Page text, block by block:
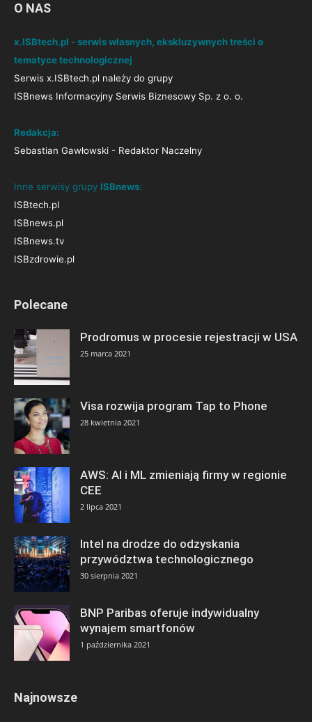
O NAS
x.ISBtech.pl - serwis własnych, ekskluzywnych treści o
tematyce technologicznej
Serwis x.ISBtech.pl należy do grupy
ISBnews Informacyjny Serwis Biznesowy Sp. z o. o.
Redakcja:
Sebastian Gawłowski - Redaktor Naczelny
Inne serwisy grupy ISBnews:
ISBtech.pl
ISBnews.pl
ISBnews.tv
ISBzdrowie.pl
Polecane
Prodromus w procesie rejestracji w USA
25 marca 2021
Visa rozwija program Tap to Phone
28 kwietnia 2021
AWS: AI i ML zmieniają firmy w regionie
CEE
2 lipca 2021
Intel na drodze do odzyskania
przywództwa technologicznego
30 sierpnia 2021
BNP Paribas oferuje indywidualny
wynajem smartfonów
1 października 2021
Najnowsze